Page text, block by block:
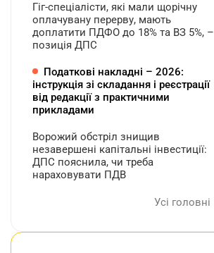
Гіг-спеціалісти, які мали щорічну
оплачувану перерву, мають
доплатити ПДФО до 18% та ВЗ 5%, –
позиція ДПС
Податкові накладні – 2026:
інструкція зі складання і реєстрації
від редакції з практичними
прикладами
Ворожий обстріл знищив
незавершені капітальні інвестиції:
ДПС пояснила, чи треба
нараховувати ПДВ
Усі головні